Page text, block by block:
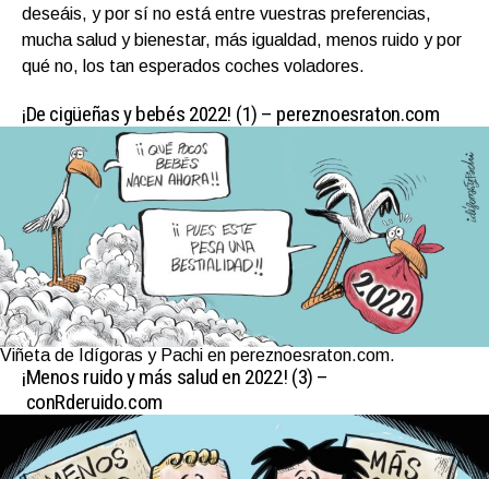
deseáis, y por sí no está entre vuestras preferencias,
mucha salud y bienestar, más igualdad, menos ruido y por
qué no, los tan esperados coches voladores.
¡De cigüeñas y bebés 2022! (1) – pereznoesraton.com
Viñeta de Idígoras y Pachi en pereznoesraton.com.
¡Menos ruido y más salud en 2022! (3) –
conRderuido.com